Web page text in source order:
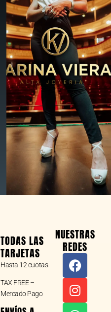
TODAS LAS
TARJETAS
Hasta 12 cuotas
TAX FREE –
Mercado Pago
NUESTRAS
REDES
F
a
c
e
b
I
n
s
t
a
W
h
a
t
s